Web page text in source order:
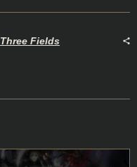
Three Fields